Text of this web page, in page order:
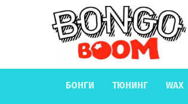
БОНГИ ТЮНИНГ WAX